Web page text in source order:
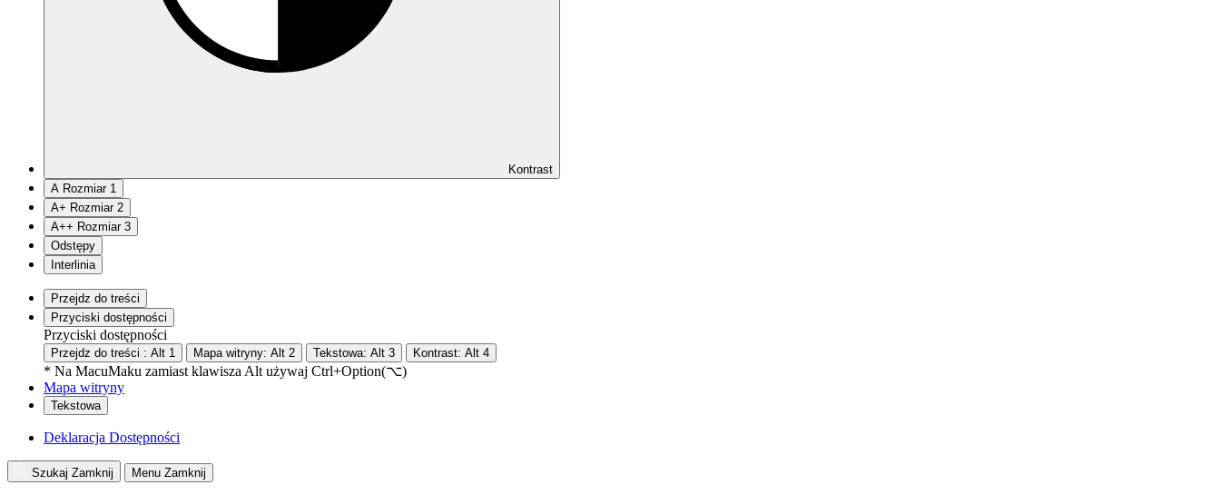
Kontrast
A Rozmiar 1
A+ Rozmiar 2
A++ Rozmiar 3
Odstępy
Interlinia
Przejdz do treści
Przyciski dostępności
Przyciski dostępności
Przejdz do treści : Alt 1 Mapa witryny: Alt 2 Tekstowa: Alt 3 Kontrast: Alt 4
* Na MacuMaku zamiast klawisza Alt używaj Ctrl+Option(⌥)
Mapa witryny
Tekstowa
Deklaracja Dostępności
Szukaj Zamknij Menu Zamknij